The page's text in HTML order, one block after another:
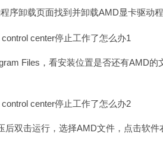
序卸载页面找到并卸载AMD显卡驱动
Files，看安装位置是否还有AMD
双击运行，选择AMD文件，点击软件